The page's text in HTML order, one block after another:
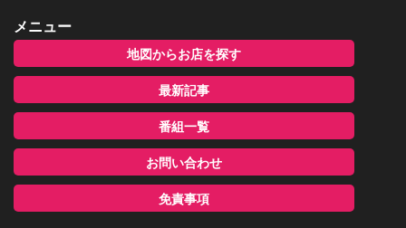
メニュー
地図からお店を探す
最新記事
番組一覧
お問い合わせ
免責事項